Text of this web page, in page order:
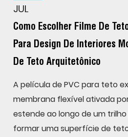
JUL
Como Escolher Filme De
Para Design De Interiores
De Teto Arquitetônico
A película de PVC para teto
membrana flexível ativada
estende ao longo de um
formar uma superfície de